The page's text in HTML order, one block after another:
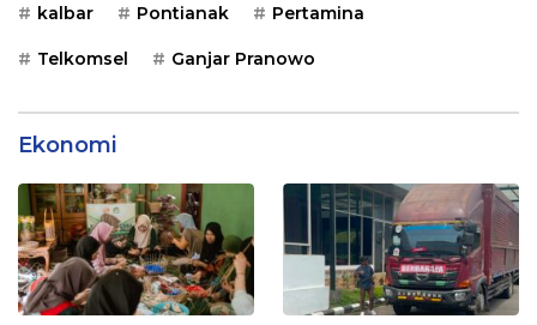
kalbar Pontianak Pertamina
Telkomsel Ganjar Pranowo
Ekonomi